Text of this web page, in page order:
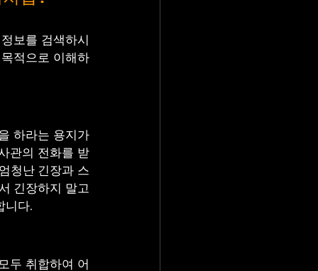
보를 검색하시
적으로 이해하
하라는 용지가
관의 전화를 받
청난 긴장과 스
긴장하지 말고
니다.
두 취합하여 어